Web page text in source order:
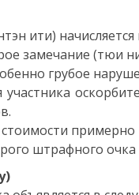
ити)
замечание (тюи
грубое
участника
штрафного